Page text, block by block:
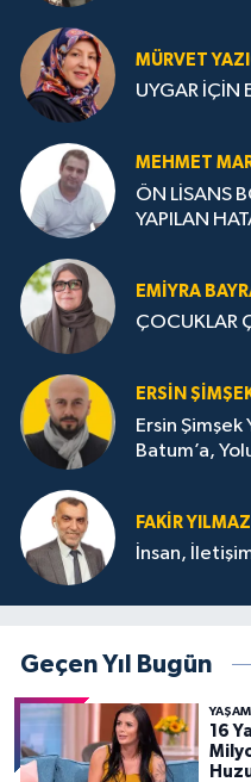
MÜRVET
UYGAR İÇİN
MEHMET
ÖN LİSANS
YAPILAN
EMIYRA
ÇOCUKLAR
ERSIN
Ersin Şimşek
Batum’a,
FAKIR YILMAZ
İnsan,
Geçen Yıl Bugün
YAŞAM
16